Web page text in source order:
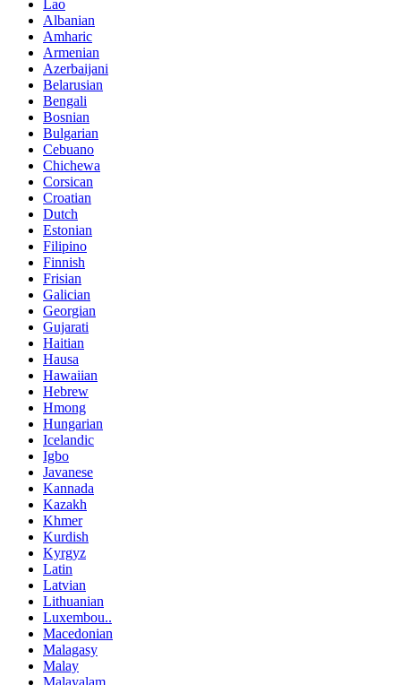
Lao
Albanian
Amharic
Armenian
Azerbaijani
Belarusian
Bengali
Bosnian
Bulgarian
Cebuano
Chichewa
Corsican
Croatian
Dutch
Estonian
Filipino
Finnish
Frisian
Galician
Georgian
Gujarati
Haitian
Hausa
Hawaiian
Hebrew
Hmong
Hungarian
Icelandic
Igbo
Javanese
Kannada
Kazakh
Khmer
Kurdish
Kyrgyz
Latin
Latvian
Lithuanian
Luxembou..
Macedonian
Malagasy
Malay
Malayalam